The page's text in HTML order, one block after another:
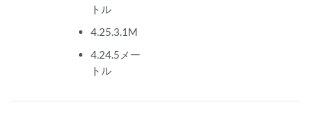
トル
4.25.3.1M
4.24.5メー
トル